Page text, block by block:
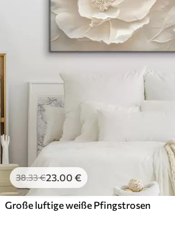
38.33€23.00 €
Große luftige weiße Pfingstrosen